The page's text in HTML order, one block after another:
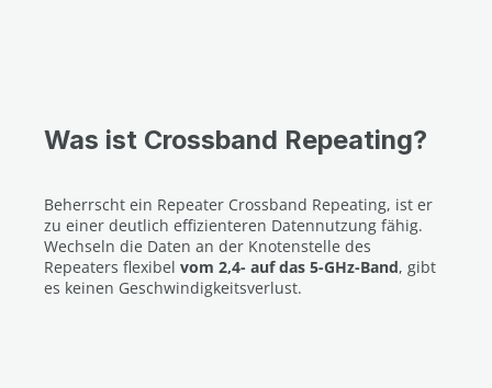
Was ist Crossband Repeating?
Beherrscht ein Repeater Crossband Repeating, ist er
zu einer deutlich effizienteren Datennutzung fähig.
Wechseln die Daten an der Knotenstelle des
Repeaters flexibel vom 2,4- auf das 5-GHz-Band, gibt
es keinen Geschwindigkeitsverlust.